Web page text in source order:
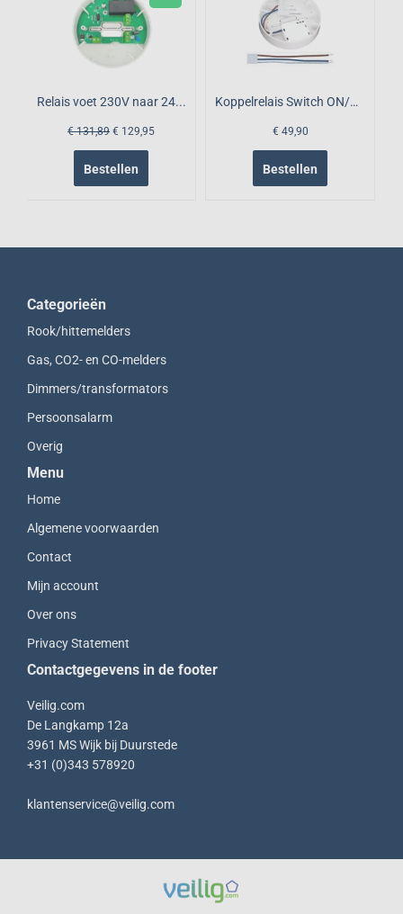
Relais voet 230V naar 24...
€ 131,89 € 129,95
Bestellen
Koppelrelais Switch ON/O...
€ 49,90
Bestellen
Categorieën
Rook/hittemelders
Gas, CO2- en CO-melders
Dimmers/transformators
Persoonsalarm
Overig
Menu
Home
Algemene voorwaarden
Contact
Mijn account
Over ons
Privacy Statement
Contactgegevens in de footer
Veilig.com
De Langkamp 12a
3961 MS Wijk bij Duurstede
+31 (0)343 578920
klantenservice@veilig.com